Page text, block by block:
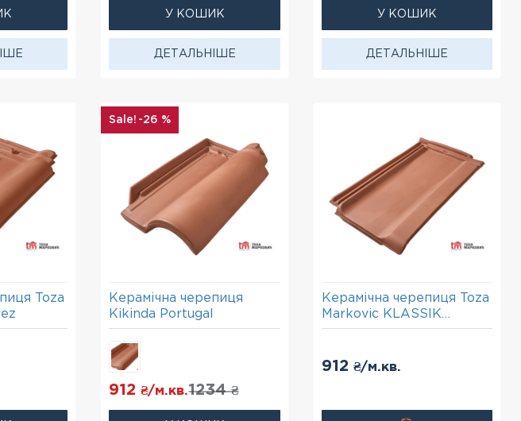
У КОШИК
ДЕТАЛЬНІШЕ
У КОШИК
ДЕТАЛЬНІШЕ
Toza
-26 %
Керамічна черепиця
Kikinda Portugal
912₴/м.кв.1234₴
Керамічна черепиця Toza
Markovic KLASSIK
PREMIUM
912 ₴/м.кв.